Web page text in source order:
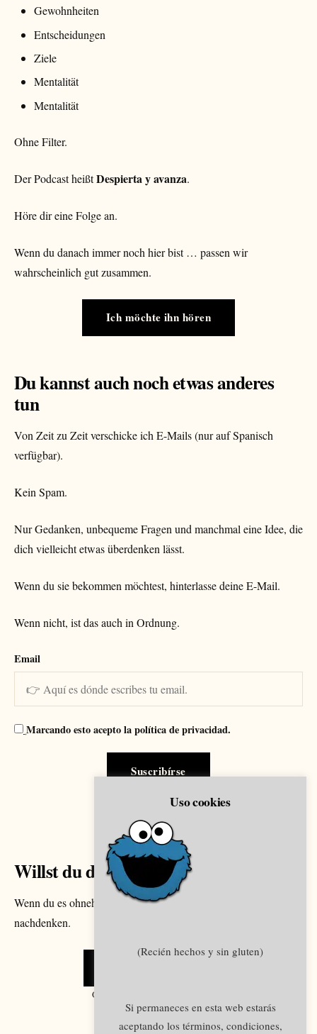
Gewohnheiten
Entscheidungen
Ziele
Mentalität
Mentalität
Ohne Filter.
Der Podcast heißtDespierta y avanza.
Höre dir eine Folge an.
Wenn du danach immer noch hier bist … passen wir
wahrscheinlich gut zusammen.
Ich möchte ihn hören
Du kannst auch noch etwas anderes
tun
Von Zeit zu Zeit verschicke ich E-Mails (nur auf Spanisch
verfügbar).
Kein Spam.
Nur Gedanken, unbequeme Fragen und manchmal eine Idee, die
dich vielleicht etwas überdenken lässt.
Wenn du sie bekommen möchtest, hinterlasse deine E-Mail.
Wenn nicht, ist das auch in Ordnung.
Email
Marcando esto acepto la política de privacidad.
Willst du direkt zum Punkt kommen?
Wenn du es ohnehin schon weißt, musst du nicht weiter darüber
nachdenken.
Online-Sitzung · 45 Minuten · 90 €
Uso cookies
(Recién hechos y sin gluten)
Si permaneces en esta web estarás
aceptando los términos, condiciones,